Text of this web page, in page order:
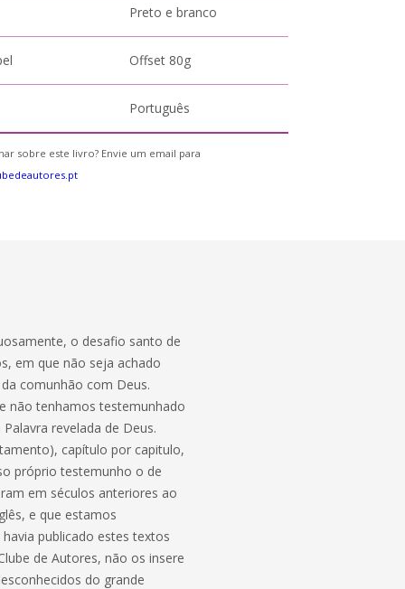
Preto e branco
Offset 80g
Português
sobre este livro? Envie um email para
o desafio santo de
em que não seja achado
comunhão com Deus.
não tenhamos testemunhado
revelada de Deus.
capítulo por capitulo,
próprio testemunho o de
em séculos anteriores ao
e que estamos
publicado estes textos
de Autores, não os insere
do grande